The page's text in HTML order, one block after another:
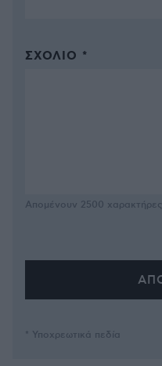
ΣΧΌΛΙΟ *
Απομένουν 2500 χαρακτήρες
* Υποχρεωτικά πεδία